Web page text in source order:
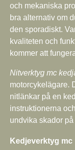
och mekaniska
bra alternativ om
den sporadiskt.
kvaliteten och
kommer att
Nitverktyg mc
motorcykelägare.
nitlänkar på en
instruktionerna
undvika skador
Kedjeverktyg mc